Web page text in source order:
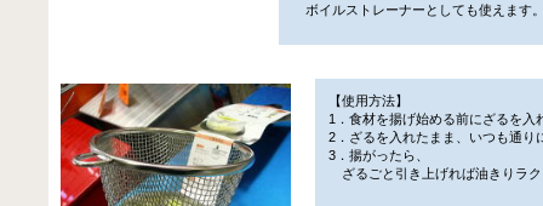
ボイルストレーナーとしても使えます
【使用方法】
1．食材を揚げ始める前にざるを入
2．ざるを入れたまま、いつも通り
3．揚がったら、
ざるごと引き上げれば油きりラ